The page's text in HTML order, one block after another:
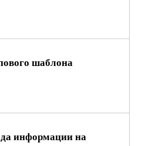
шаблона
информации на